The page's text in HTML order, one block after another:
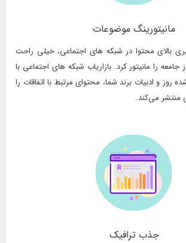
مانیتورینگ موضوعات
بالای محتوا در شبکه های اجتماعی، خیلی راحت
را مانیتور کرد. بازاریاب شبکه های اجتماعی با
روز و ادبیات برند شما، محتوای مرتبط با اتفاقات را
منتشر می‌کند.
جذب ترافیک